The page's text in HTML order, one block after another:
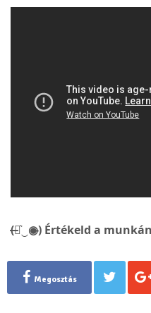
(̶◉͛‿◉̶) Értékeld a
Megosztás